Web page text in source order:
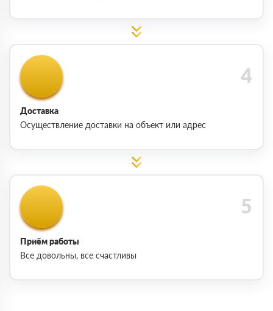
Доставка
Осуществление доставки на объект или адрес
Приём работы
Все довольны, все счастливы